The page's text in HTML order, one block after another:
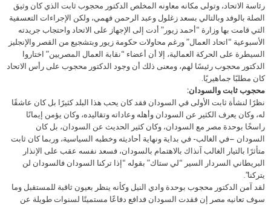
رئاسة الاتحاد، وتولى مكانه معاونه المخلص الدكتور محجوب ثابت الذي كان وثيق
الصلة بالوفد وبالتالي بسعد زغلول وعبد الرحمن فهمي، ولكن الإجراءات التعسفية
التي قامت بها وزارة “أحمد زيور” أدت إلى الإجهاز على الاتحاد واحتجاب جريدته
الأسبوعية “اتحاد العمال” ورغم محاولات حكومة زيور وبتشجيع من القصر والإنجليز
السيطرة على الحركة العمالية، إلا أن أعضاء “نقابة العمال المصريين” اختاروا
الدكتور محجوب رئيسًا لهم، ومعنى ذلك أن وجود الدكتور محجوب على رأس الاتحاد
كان مطلبًا جماهيريًا.
محجوب ثابت والسودان:
نظرًا لنشأة ثابت الأولى في السودان فقد كان يحب هذا البلد كثيرًا بل كان عاشقًا
له، وكان يعرف الكثير عن السودان وأهله وعاداته وتقاليده، وكان يؤمن إيمانًا
راسخًا بوحدة مصر مع السودان، وكان كثير الحديث عن السودان، بل كان
السودان –في الغالب- في بداية ونهاية أحاديثه وخطبه السياسية، وربما كان ثابت
متأثرًا بالتيار الغالب آنذاك بالاهتمام بالسودان، فسعد نفسه عقب على الإنذار
البريطاني السردار السير “لي ستاك” بقوله “إذا تركنا السودان فالسودان لن
يتركنا”.
لقد آمن الدكتور محجوب بوحدة وادي النيل وكأنه ينظر بعيون ثاقبة للمستقبل وما
سوف تعانيه مصر إن فقدت السودان فدافع دفاعًا مستميتًا لسنوات طويلة عن